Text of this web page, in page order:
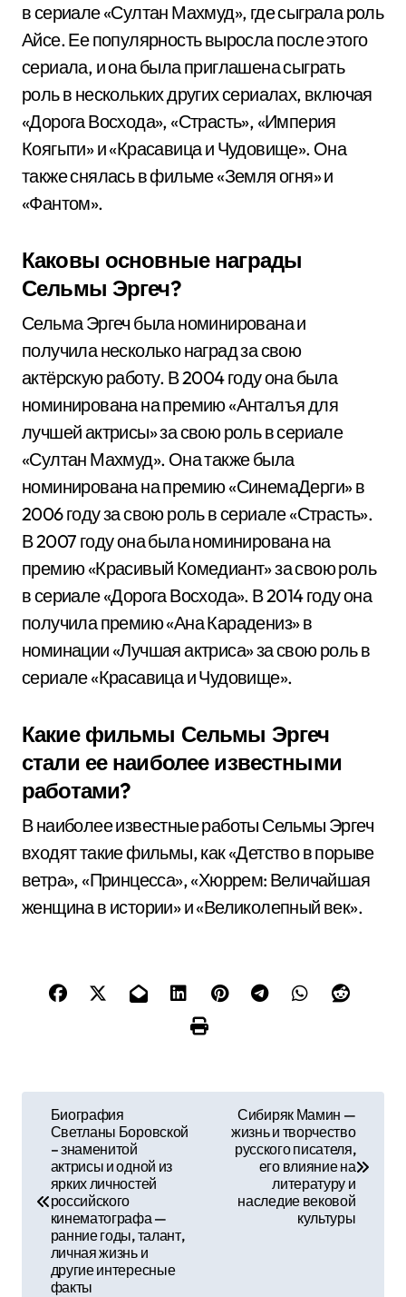
в сериале «Султан Махмуд», где сыграла роль
Айсе. Ее популярность выросла после этого
сериала, и она была приглашена сыграть
роль в нескольких других сериалах, включая
«Дорога Восхода», «Страсть», «Империя
Коягыти» и «Красавица и Чудовище». Она
также снялась в фильме «Земля огня» и
«Фантом».
Каковы основные награды
Сельмы Эргеч?
Сельма Эргеч была номинирована и
получила несколько наград за свою
актёрскую работу. В 2004 году она была
номинирована на премию «Анталъя для
лучшей актрисы» за свою роль в сериале
«Султан Махмуд». Она также была
номинирована на премию «СинемаДерги» в
2006 году за свою роль в сериале «Страсть».
В 2007 году она была номинирована на
премию «Красивый Комедиант» за свою роль
в сериале «Дорога Восхода». В 2014 году она
получила премию «Ана Карадениз» в
номинации «Лучшая актриса» за свою роль в
сериале «Красавица и Чудовище».
Какие фильмы Сельмы Эргеч
стали ее наиболее известными
работами?
В наиболее известные работы Сельмы Эргеч
входят такие фильмы, как «Детство в порыве
ветра», «Принцесса», «Хюррем: Величайшая
женщина в истории» и «Великолепный век».
Биография
Светланы Боровской
– знаменитой
актрисы и одной из
ярких личностей
российского
кинематографа —
ранние годы, талант,
личная жизнь и
другие интересные
факты
Сибиряк Мамин —
жизнь и творчество
русского писателя,
его влияние на
литературу и
наследие вековой
культуры